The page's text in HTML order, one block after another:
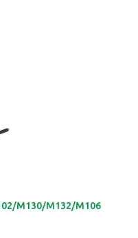
M130/M132/M106